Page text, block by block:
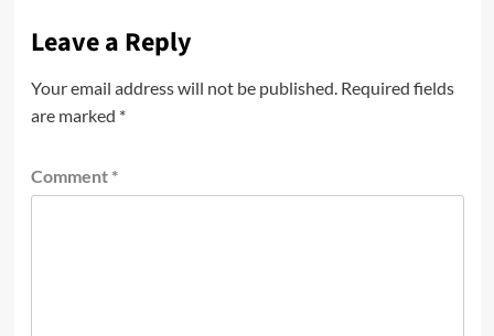
Leave a Reply
Your email address will not be published. Required fields
are marked *
Comment *